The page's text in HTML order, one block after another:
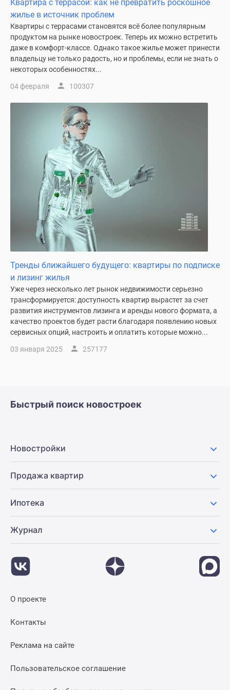
комнатные
более
Готовые
новостройки
комнатные
Военная
ипотека
Видеообзор
новостроек
Аналитика
Панорамы
новостроек
комнатные
Субсидированная
застройщиком
Мнение
эксперта
Студии
Ипотечный
Новостройки
ипотека
Квартиры
скидками
Новостройки
премиум-
Новостройки
бизнес-
Дома
коттеджи
поселки
Санкт-
Квартира с террасой: как не превратить роскошное
жилье в источник проблем
Квартиры с террасами становятся всё более популярным
продуктом на рынке новостроек. Теперь их можно встретить
даже в комфорт-классе. Однако такое жилье может принести
владельцу не только радость, но и проблемы, если не знать о
некоторых особенностях...
04 февраля 100307
Тренды ближайшего будущего: квартиры по подписке
и лизинг жилья
Уже через несколько лет рынок недвижимости серьезно
трансформируется: доступность квартир вырастет за счет
развития инструментов лизинга и аренды нового формата, а
качество проектов будет расти благодаря появлению новых
сервисных опций, настроить и оплатить которые можно...
03 января 2025 257177
Быстрый поиск новостроек
Новостройки
Продажа квартир
Ипотека
Журнал
О проекте
Контакты
Реклама на сайте
Пользовательское соглашение